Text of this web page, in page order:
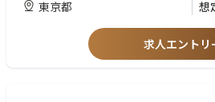
情報収集を行う。
・トラブルシューティングの第一線として
質保証契約）を満たすために迅速なエスカ
・技術的バックグラウンドをベースに、適
• 複数のタスクをこなし、優先順位を設定
• 高等学校卒以上の学歴がある方
東京都 想
求人エントリ